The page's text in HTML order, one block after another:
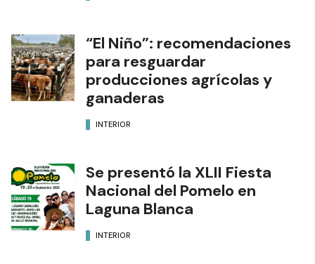
“El Niño”: recomendaciones
para resguardar
producciones agrícolas y
ganaderas
INTERIOR
Se presentó la XLII Fiesta
Nacional del Pomelo en
Laguna Blanca
INTERIOR